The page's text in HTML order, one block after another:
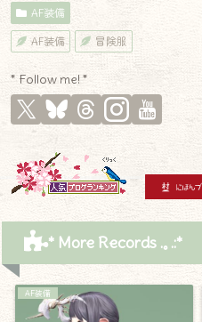
AF装備
AF装備 冒険服
* Follow me! *
* More Records .｡.:*
AF装備